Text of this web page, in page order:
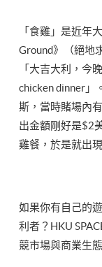
「食雞」是近年
Ground》（絕地
「大吉大利，今
chicken dinner」
斯，當時賭場內
出金額剛好是$2
雞餐，於是就出
如果你有自己的
利者？HKU
競市場與商業生